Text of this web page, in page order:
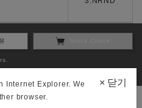
Internet Explorer. We
browser.
× 닫기